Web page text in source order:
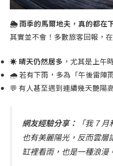
🌦 雨季的馬爾地夫，真的都在
其實並不會！多數旅客回報，在
☀️ 晴天仍然居多 ，尤其是上午
🌧 若有下雨，多為「午後雷陣
💬 有人甚至遇到連續幾天艷陽
網友經驗分享：
「我 7
也有美麗陽光，反而雲
缸裡看雨，也是一種浪漫